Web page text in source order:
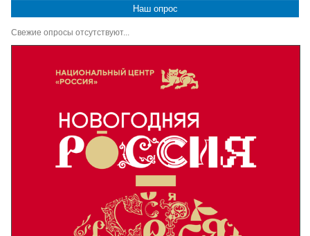
Наш опрос
Свежие опросы отсутствуют...